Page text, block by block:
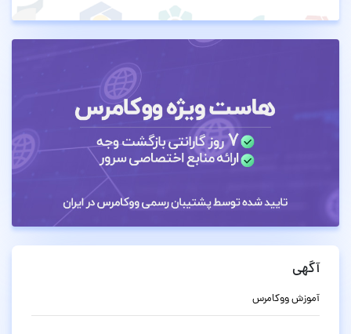
آگهی
آموزش ووکامرس